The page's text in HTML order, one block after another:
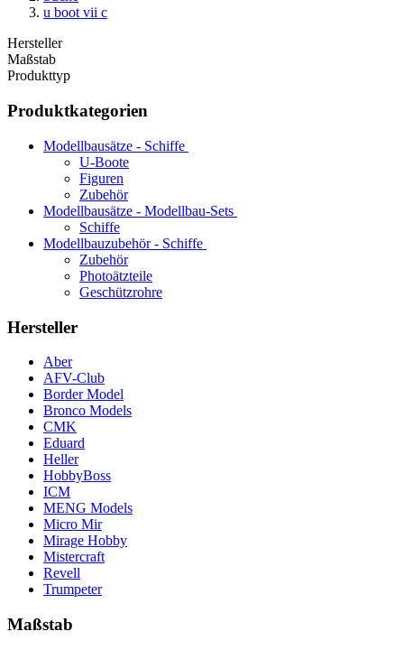
u boot vii c
Hersteller
Maßstab
Produkttyp
Produktkategorien
Modellbausätze - Schiffe
U-Boote
Figuren
Zubehör
Modellbausätze - Modellbau-Sets
Schiffe
Modellbauzubehör - Schiffe
Zubehör
Photoätzteile
Geschützrohre
Hersteller
Aber
AFV-Club
Border Model
Bronco Models
CMK
Eduard
Heller
HobbyBoss
ICM
MENG Models
Micro Mir
Mirage Hobby
Mistercraft
Revell
Trumpeter
Maßstab